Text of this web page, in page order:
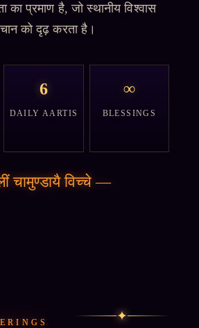
का प्रमाण है, जो स्थानीय विश्वास
को दृढ़ करता है।
6
DAILY AARTIS
∞
BLESSINGS
चामुण्डायै विच्चे—
✦